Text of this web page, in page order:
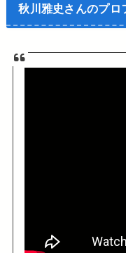
秋川雅史さんのプロ